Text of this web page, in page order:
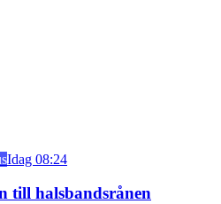
Idag 08:24
till halsbandsrånen